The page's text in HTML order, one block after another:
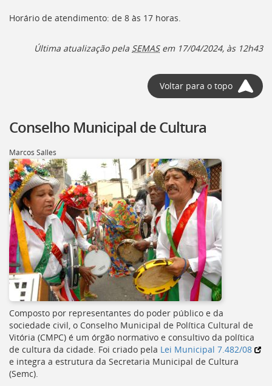
Horário de atendimento: de 8 às 17 horas.
Última atualização pela SEMASem 17/04/2024, às 12h43
Voltar para o topo
Conselho Municipal de Cultura
Marcos Salles
Composto por representantes do poder público e da
sociedade civil, o Conselho Municipal de Política Cultural de
Vitória (CMPC) é um órgão normativo e consultivo da política
de cultura da cidade. Foi criado pela Lei Municipal 7.482/08
e integra a estrutura da Secretaria Municipal de Cultura
(Semc).